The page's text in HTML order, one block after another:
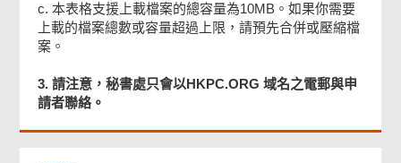
c. 本表格支援上載檔案的總容量為10MB。如果你需要
上載的檔案總數或容量超過上限，請預先合併或壓縮檔
案。
3. 請注意，秘書處只會以HKPC.ORG 域名之電郵與申
請者聯絡。